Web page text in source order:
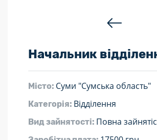
Відділення
Для бізнесу
Начальник
Місто: Суми "Сумська область"
Категорія: Відділення
Вид зайнятості: Повна